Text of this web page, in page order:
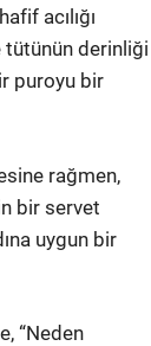
acılığı
tütünün derinliği
puroyu bir
rağmen,
bir servet
uygun bir
“Neden